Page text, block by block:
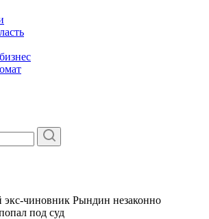
экс-чиновник Рындин незаконно
под суд